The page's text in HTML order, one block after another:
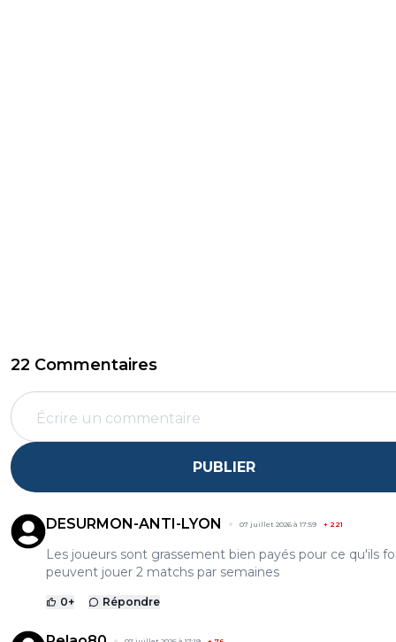
22 Commentaires
PUBLIER
DESURMON-ANTI-LYON 07 juillet 2026 à 17:59 + 221
Les joueurs sont grassement bien payés pour ce qu'ils
peuvent jouer 2 matchs par semaines
0+ Répondre